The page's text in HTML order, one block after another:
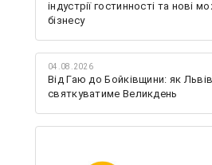
індустрії гостинності та нові
бізнесу
04.08.2026
Від Гаю до Бойківщини: як
святкуватиме Великдень